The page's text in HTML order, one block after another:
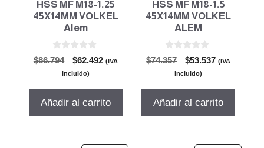
HSS MF M18-1.25
45X14MM VOLKEL
Alem
0
d
$86.794
El
precio
era:
$62.492El(IVA
incluido)
Añadir al carrito
HSS MF M18-1.5
45X14MM VOLKEL
ALEM
0
d
$74.357
El
precio
era:
$53.537El(IVA
incluido)
Añadir al carrito